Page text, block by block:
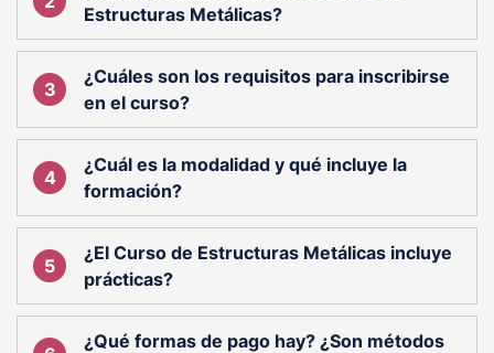
Estructuras Metálicas?
¿Cuáles son los requisitos para inscribirse
en el curso?
¿Cuál es la modalidad y qué incluye la
formación?
¿El Curso de Estructuras Metálicas incluye
prácticas?
¿Qué formas de pago hay? ¿Son métodos